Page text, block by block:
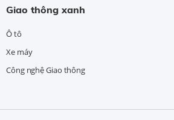
Giao thông xanh
Ô tô
Xe máy
Công nghệ Giao thông